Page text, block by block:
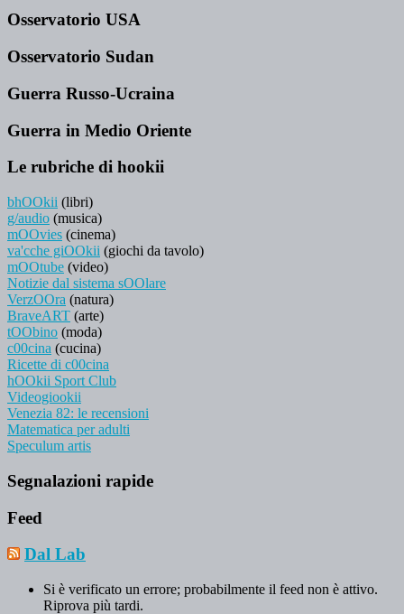
Osservatorio USA
Osservatorio Sudan
Guerra Russo-Ucraina
Guerra in Medio Oriente
Le rubriche di hookii
bhOOkii (libri)
g/audio (musica)
mOOvies (cinema)
va'cche giOOkii (giochi da tavolo)
mOOtube (video)
Notizie dal sistema sOOlare
VerzOOra (natura)
BraveART (arte)
tOObino (moda)
c00cina (cucina)
Ricette di c00cina
hOOkii Sport Club
Videogiookii
Venezia 82: le recensioni
Matematica per adulti
Speculum artis
Segnalazioni rapide
Feed
Dal Lab
Si è verificato un errore; probabilmente il feed non è attivo.
Riprova più tardi.